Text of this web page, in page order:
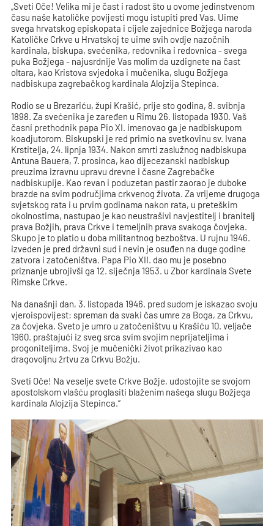
„Sveti Oče! Velika mi je čast i radost što u ovome jedinstvenom
času naše katoličke povijesti mogu istupiti pred Vas. Uime
svega hrvatskog episkopata i cijele zajednice Božjega naroda
Katoličke Crkve u Hrvatskoj te uime svih ovdje nazočnih
kardinala, biskupa, svećenika, redovnika i redovnica - svega
puka Božjega - najusrdnije Vas molim da uzdignete na čast
oltara, kao Kristova svjedoka i mučenika, slugu Božjega
nadbiskupa zagrebačkog kardinala Alojzija Stepinca.
Rodio se u Brezariću, župi Krašić, prije sto godina, 8. svibnja
1898. Za svećenika je zaređen u Rimu 26. listopada 1930. Vaš
časni prethodnik papa Pio XI. imenovao ga je nadbiskupom
koadjutorom. Biskupski je red primio na svetkovinu sv. Ivana
Krstitelja, 24. lipnja 1934. Nakon smrti zaslužnog nadbiskupa
Antuna Bauera, 7. prosinca, kao dijecezanski nadbiskup
preuzima izravnu upravu drevne i časne Zagrebačke
nadbiskupije. Kao revan i poduzetan pastir zaorao je duboke
brazde na svim područjima crkvenog života. Za vrijeme drugoga
svjetskog rata i u prvim godinama nakon rata, u preteškim
okolnostima, nastupao je kao neustrašivi navjestitelj i branitelj
prava Božjih, prava Crkve i temeljnih prava svakoga čovjeka.
Skupo je to platio u doba militantnog bezboštva. U rujnu 1946.
izveden je pred državni sud i nevin je osuđen na duge godine
zatvora i zatočeništva. Papa Pio XII. dao mu je posebno
priznanje ubrojivši ga 12. siječnja 1953. u Zbor kardinala Svete
Rimske Crkve.
Na današnji dan, 3. listopada 1946. pred sudom je iskazao svoju
vjeroispovijest: spreman da svaki čas umre za Boga, za Crkvu,
za čovjeka. Sveto je umro u zatočeništvu u Krašiću 10. veljače
1960. praštajući iz sveg srca svim svojim neprijateljima i
progoniteljima. Svoj je mučenički život prikazivao kao
dragovoljnu žrtvu za Crkvu Božju.
Sveti Oče! Na veselje svete Crkve Božje, udostojite se svojom
apostolskom vlašću proglasiti blaženim našega slugu Božjega
kardinala Alojzija Stepinca.“